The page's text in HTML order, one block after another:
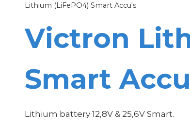
Lithium (LiFePO4) Smart Accu's
Victron
Smart
Lithium battery 12,8V & 25,6V Smart.